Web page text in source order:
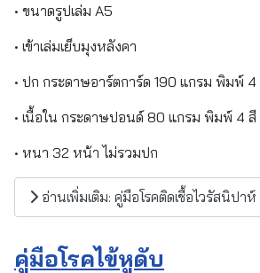
• ขนาดรูปเล่ม A5
• เข้าเล่มเย็บมุงหลังคา
• ปก กระดาษอาร์ตการ์ด 190 แกรม พิมพ์ 4
• เนื้อใน กระดาษปอนด์ 80 แกรม พิมพ์ 4 สี
• หนา 32 หน้า ไม่รวมปก
อ่านเพิ่มเติม: คู่มือโรคติดเชื้อไวรัสนิปาห์
คู่มือโรคไข้หูดับ